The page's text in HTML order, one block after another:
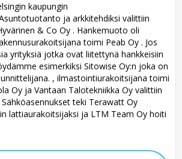
kaupungin
ja arkkitehdiksi valittiin
& Co Oy . Hankemuoto oli
toimi Peab Oy . Jos
yrityksiä jotka ovat liitettynä hankkeisiin
esimerkiksi Sitowise Oy:n joka on
, ilmastointiurakoitsijana toimi
Oy ja Vantaan Talotekniikka Oy valittiin
teki Terawatt Oy
lattiaurakoitsijaksi ja LTM Team Oy hoiti